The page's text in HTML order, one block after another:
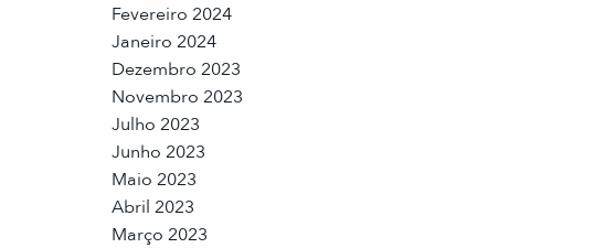
Fevereiro 2024
Janeiro 2024
Dezembro 2023
Novembro 2023
Julho 2023
Junho 2023
Maio 2023
Abril 2023
Março 2023